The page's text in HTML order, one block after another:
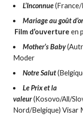
L’Inconnue
Mariage au goût
Film d’ouverture en
Mother’s Baby
Moder
Notre Salut
Le Prix et la
valeur(Kosovo/All/
Nord/Belgique) Visar